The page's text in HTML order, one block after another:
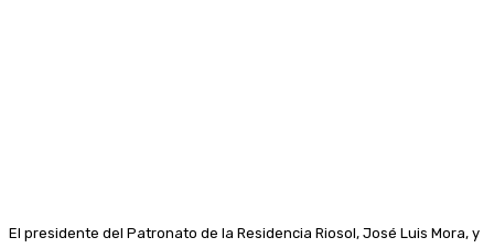
El presidente del Patronato de la Residencia Riosol, José Luis Mora, y